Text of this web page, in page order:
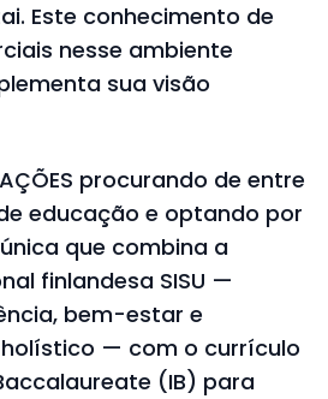
Este conhecimento de
nesse ambiente
sua visão
procurando de entre
educação e optando por
que combina a
finlandesa SISU —
bem-estar e
— com o currículo
(IB) para